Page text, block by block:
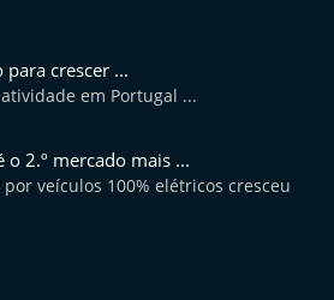
para crescer ...
em Portugal ...
o 2.º mercado mais ...
veículos 100% elétricos cresceu